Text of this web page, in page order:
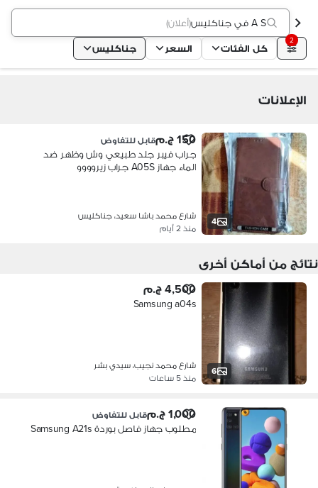
A S في جناكليس (أعلان)
2
كل الفئات السعر جناكليس
الإعلانات
4
150 ج.م قابل للتفاوض
جراب فيبر جلد طبيعي وش وظهر ضد
الماء جهاز A05S جراب زيروووو
شارع محمد باشا سعيد، جناكليس
منذ 2 أيام
نتائج من أماكن أخرى
6
4,500 ج.م
Samsung a04s
شارع محمد نجيب، سيدي بشر
منذ 5 ساعات
1,000 ج.م قابل للتفاوض
مطلوب جهاز فاصل بوردة Samsung A21s